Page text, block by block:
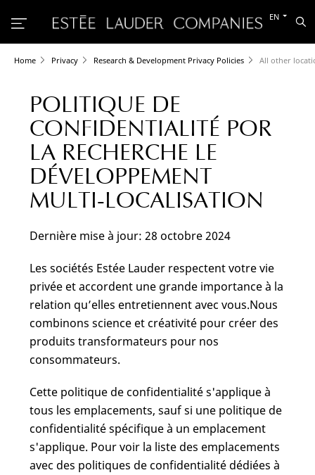
Switch
other
language
EN
Home Privacy Research & Development Privacy Policies All other
POLITIQUE DE
CONFIDENTIALITÉ POR
LA RECHERCHE LE
DÉVELOPPEMENT
MULTI-LOCALISATION
Dernière mise à jour: 28 octobre 2024
Les sociétés Estée Lauder respectent votre vie
privée et accordent une grande importance à la
relation qu’elles entretiennent avec vous.Nous
combinons science et créativité pour créer des
produits transformateurs pour nos
consommateurs.
Cette politique de confidentialité s'applique à
tous les emplacements, sauf si une politique de
confidentialité spécifique à un emplacement
s'applique. Pour voir la liste des emplacements
avec des politiques de confidentialité dédiées à